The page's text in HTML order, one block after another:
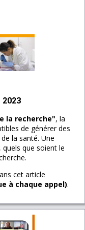
la recherche", la
de générer des
la santé. Une
que soient le
cet article
à chaque appel).